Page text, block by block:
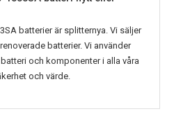
batterier är splitternya. Vi säljer
batterier. Vi använder
och komponenter i alla våra
och värde.